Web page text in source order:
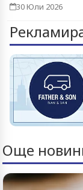
30 Юли 2026
Още